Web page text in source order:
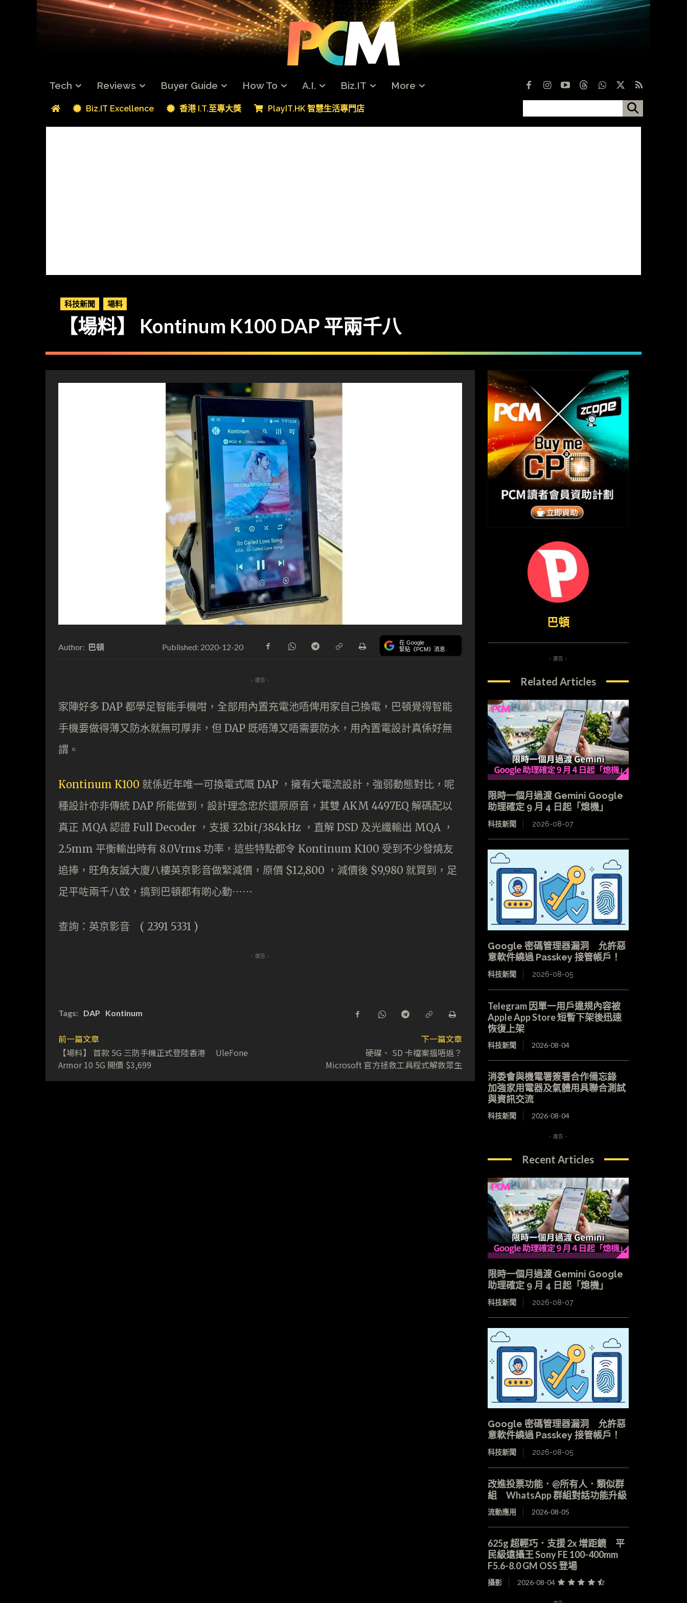
Tech Reviews Buyer Guide How To A.I. Biz.IT More
Biz.IT Excellence 香港 I.T.至專大獎 PlayIT.HK 智慧生活專門店
科技新聞 場料
【場料】 Kontinum K100 DAP 平兩千八
Author: 巴頓 Published: 2020-12-20 在 Google
緊貼《PCM》消息
- 廣告 -
家陣好多 DAP 都學足智能手機咁，全部用內置充電池唔俾用家自己換電，巴頓覺得智能
手機要做得薄又防水就無可厚非，但 DAP 既唔薄又唔需要防水，用內置電設計真係好無
謂。
Kontinum K100 就係近年唯一可換電式嘅 DAP ，擁有大電流設計，強弱動態對比，呢
種設計亦非傳統 DAP 所能做到，設計理念忠於還原原音，其雙 AKM 4497EQ 解碼配以
真正 MQA 認證 Full Decoder ，支援 32bit/384kHz ，直解 DSD 及光纖輸出 MQA ，
2.5mm 平衡輸出時有 8.0Vrms 功率，這些特點都令 Kontinum K100 受到不少發燒友
追捧，旺角友誠大廈八樓英京影音做緊減價，原價 $12,800 ，減價後 $9,980 就買到，足
足平咗兩千八蚊，搞到巴頓都有啲心動⋯⋯
查詢：英京影音 ( 2391 5331 )
- 廣告 -
Tags: DAP Kontinum
前一篇文章
【場料】 首款 5G 三防手機正式登陸香港 UleFone
Armor 10 5G 開價 $3,699
下一篇文章
硬碟、 SD 卡檔案搵唔返？
Microsoft 官方拯救工具程式解救眾生
巴頓
- 廣告 -
Related Articles
限時一個月過渡 Gemini Google
助理確定 9 月 4 日起「熄機」
科技新聞 2026-08-07
Google 密碼管理器漏洞 允許惡
意軟件繞過 Passkey 接管帳戶！
科技新聞 2026-08-05
Telegram 因單一用戶違規內容被
Apple App Store 短暫下架後迅速
恢復上架
科技新聞 2026-08-04
消委會與機電署簽署合作備忘錄
加強家用電器及氣體用具聯合測試
與資訊交流
科技新聞 2026-08-04
- 廣告 -
Recent Articles
限時一個月過渡 Gemini Google
助理確定 9 月 4 日起「熄機」
科技新聞 2026-08-07
Google 密碼管理器漏洞 允許惡
意軟件繞過 Passkey 接管帳戶！
科技新聞 2026-08-05
改進投票功能．@所有人．類似群
組 WhatsApp 群組對話功能升級
流動應用 2026-08-05
625g 超輕巧．支援 2x 增距鏡 平
民級遠攝王 Sony FE 100-400mm
F5.6-8.0 GM OSS 登場
攝影 2026-08-04